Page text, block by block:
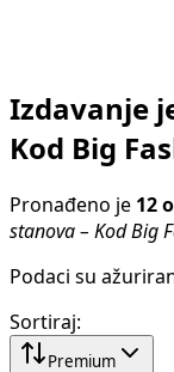
Izdavanje
Kod Big
Pronađeno je 12
stanova – Kod Big
Podaci su
Sortiraj:
Premium